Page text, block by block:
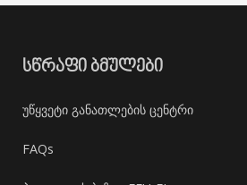
ᲡᲬᲠᲐᲤᲘ ᲑᲛᲣᲚᲔᲑᲘ
უწყვეტი განათლების ცენტრი
FAQs